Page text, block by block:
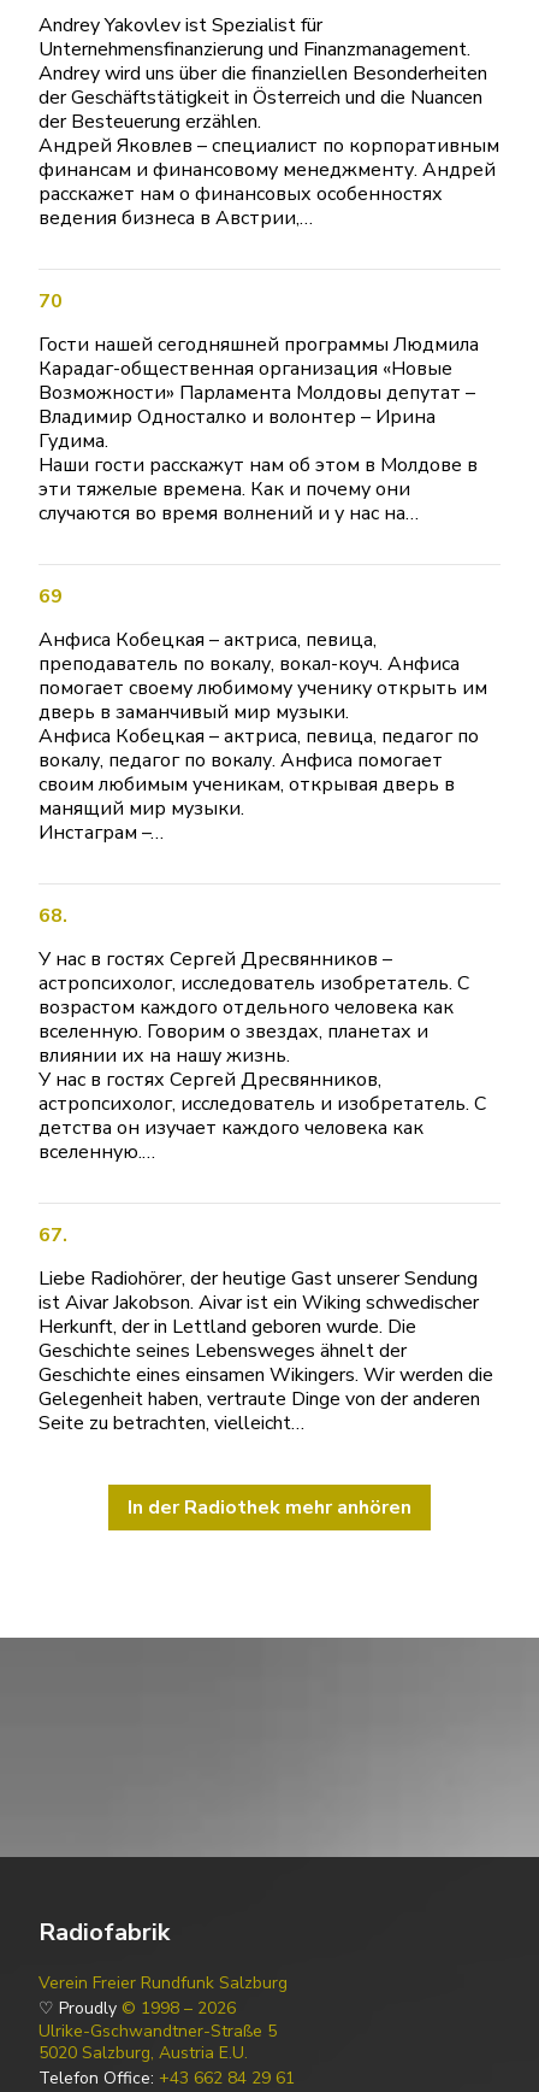
Andrey Yakovlev ist Spezialist für
Unternehmensfinanzierung und Finanzmanagement.
Andrey wird uns über die finanziellen Besonderheiten
der Geschäftstätigkeit in Österreich und die Nuancen
der Besteuerung erzählen.
Андрей Яковлев – специалист по корпоративным
финансам и финансовому менеджменту. Андрей
расскажет нам о финансовых особенностях
ведения бизнеса в Австрии,…
70
Гости нашей сегодняшней программы Людмила
Карадаг-общественная организация «Новые
Возможности» Парламента Молдовы депутат –
Владимир Односталко и волонтер – Ирина
Гудима.
Наши гости расскажут нам об этом в Молдове в
эти тяжелые времена. Как и почему они
случаются во время волнений и у нас на…
69
Анфиса Кобецкая – актриса, певица,
преподаватель по вокалу, вокал-коуч. Анфиса
помогает своему любимому ученику открыть им
дверь в заманчивый мир музыки.
Анфиса Кобецкая – актриса, певица, педагог по
вокалу, педагог по вокалу. Анфиса помогает
своим любимым ученикам, открывая дверь в
манящий мир музыки.
Инстаграм –…
68.
У нас в гостях Сергей Дресвянников –
астропсихолог, исследователь изобретатель. С
возрастом каждого отдельного человека как
вселенную. Говорим о звездах, планетах и ​​
влиянии их на нашу жизнь.
У нас в гостях Сергей Дресвянников,
астропсихолог, исследователь и изобретатель. С
детства он изучает каждого человека как
вселенную.…
67.
Liebe Radiohörer, der heutige Gast unserer Sendung
ist Aivar Jakobson. Aivar ist ein Wiking schwedischer
Herkunft, der in Lettland geboren wurde. Die
Geschichte seines Lebensweges ähnelt der
Geschichte eines einsamen Wikingers. Wir werden die
Gelegenheit haben, vertraute Dinge von der anderen
Seite zu betrachten, vielleicht…
In der Radiothek mehr anhören
Radiofabrik
Verein Freier Rundfunk Salzburg
♡ Proudly © 1998 – 2026
Ulrike-Gschwandtner-Straße 5
5020 Salzburg, Austria E.U.
Telefon Office: +43 662 84 29 61